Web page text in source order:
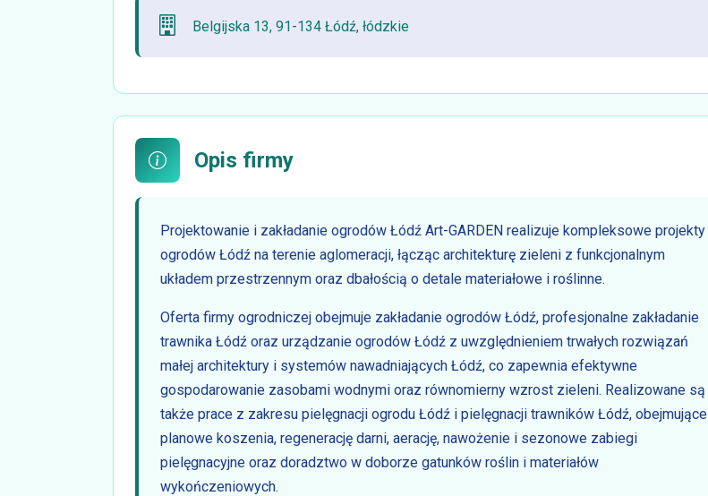
Belgijska 13, 91-134 Łódź, łódzkie
Opis firmy
Projektowanie i zakładanie ogrodów Łódź Art-GARDEN realizuje kompleksowe projekty
ogrodów Łódź na terenie aglomeracji, łącząc architekturę zieleni z funkcjonalnym
układem przestrzennym oraz dbałością o detale materiałowe i roślinne.
Oferta firmy ogrodniczej obejmuje zakładanie ogrodów Łódź, profesjonalne zakładanie
trawnika Łódź oraz urządzanie ogrodów Łódź z uwzględnieniem trwałych rozwiązań
małej architektury i systemów nawadniających Łódź, co zapewnia efektywne
gospodarowanie zasobami wodnymi oraz równomierny wzrost zieleni. Realizowane są
także prace z zakresu pielęgnacji ogrodu Łódź i pielęgnacji trawników Łódź, obejmujące
planowe koszenia, regenerację darni, aerację, nawożenie i sezonowe zabiegi
pielęgnacyjne oraz doradztwo w doborze gatunków roślin i materiałów
wykończeniowych.